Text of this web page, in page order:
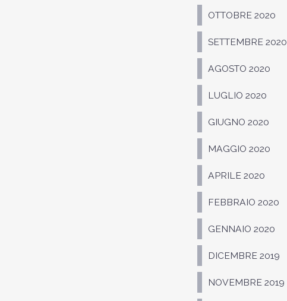
OTTOBRE 2020
SETTEMBRE 2020
AGOSTO 2020
LUGLIO 2020
GIUGNO 2020
MAGGIO 2020
APRILE 2020
FEBBRAIO 2020
GENNAIO 2020
DICEMBRE 2019
NOVEMBRE 2019